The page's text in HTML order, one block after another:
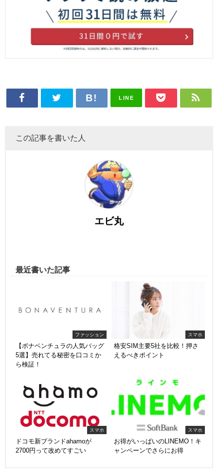
LINE
この記事を書いた人
エビ丸
最近書いた記事
ファッション
【ボナベンチュラの人気バッグ
5選】売れてる秘密を口コミか
ら検証！
スマホ
格安SIM主要5社を比較！押さ
えるべきポイント
スマホ
ドコモ新ブランドahamoが
2700円って改めてすごい
スマホ
お得がいっぱいのLINEMO！キ
ャンペーンでさらにお得